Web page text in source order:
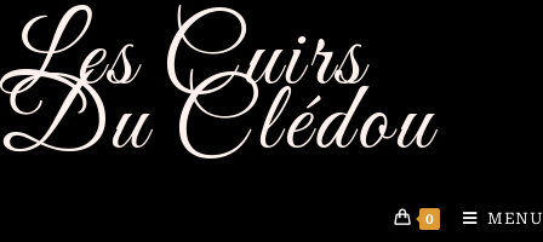
Les Cuirs
Du Clédou
0 MENU